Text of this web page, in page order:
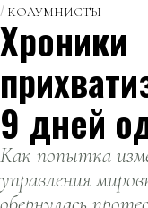
КОЛУМНИСТЫ
Хроники
9 дней
Как попытка
управления